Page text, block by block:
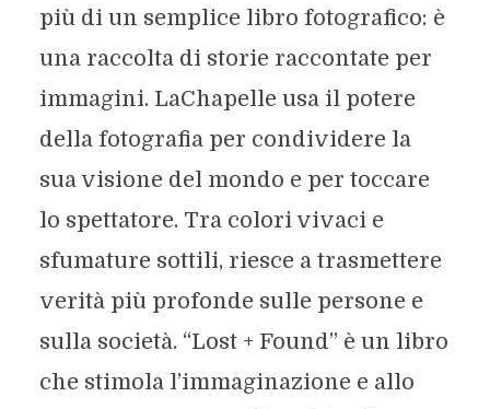
più di un semplice libro fotografico: è
una raccolta di storie raccontate per
immagini. LaChapelle usa il potere
della fotografia per condividere la
sua visione del mondo e per toccare
lo spettatore. Tra colori vivaci e
sfumature sottili, riesce a trasmettere
verità più profonde sulle persone e
sulla società. “Lost + Found” è un libro
che stimola l’immaginazione e allo